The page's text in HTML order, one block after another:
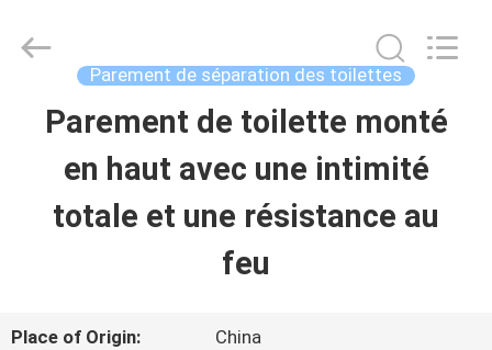
MAISON
PRODUITS
SUJET
Building
Parement de séparation des toilettes
Parement de toilette monté
en haut avec une intimité
totale et une résistance au
feu
Place of Origin: China